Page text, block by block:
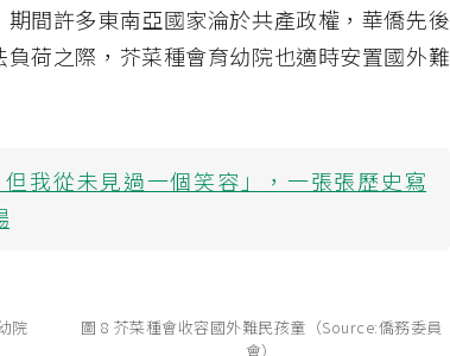
間許多東南亞國家淪於共產政權，華僑先後
荷之際，芥菜種會育幼院也適時安置國外難
但我從未見過一個笑容」，一張張歷史寫
院
圖 8 芥菜種會收容國外難民孩童（Source:僑務委員
會）